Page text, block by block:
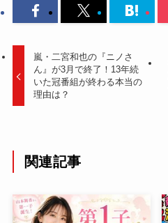
嵐・二宮和也の『ニノさ
ん』が3月で終了！13年続
いた冠番組が終わる本当の
理由は？
関連記事